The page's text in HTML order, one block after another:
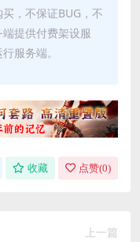
，不保证BUG，不
提供付费架设服
服务端。
收藏 点赞(0)
上一篇